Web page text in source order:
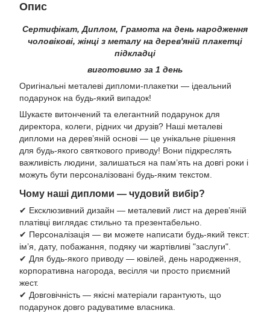
Опис
Сертифікат, Диплом, Грамота на день народження
чоловікові, жінці з металу на дерев'яній плакетці
підкладці
виготовимо за 1 день
Оригінальні металеві дипломи-плакетки — ідеальний
подарунок на будь-який випадок!
Шукаєте витончений та елегантний подарунок для
директора, колеги, рідних чи друзів? Наші металеві
дипломи на дерев’яній основі — це унікальне рішення
для будь-якого святкового приводу! Вони підкреслять
важливість людини, залишаться на пам’ять на довгі роки і
можуть бути персоналізовані будь-яким текстом.
Чому наші дипломи — чудовий вибір?
✔ Ексклюзивний дизайн — металевий лист на дерев’яній
платівці виглядає стильно та презентабельно.
✔ Персоналізація — ви можете написати будь-який текст:
ім’я, дату, побажання, подяку чи жартівливі "заслуги".
✔ Для будь-якого приводу — ювілей, день народження,
корпоративна нагорода, весілля чи просто приємний
жест.
✔ Довговічність — якісні матеріали гарантують, що
подарунок довго радуватиме власника.